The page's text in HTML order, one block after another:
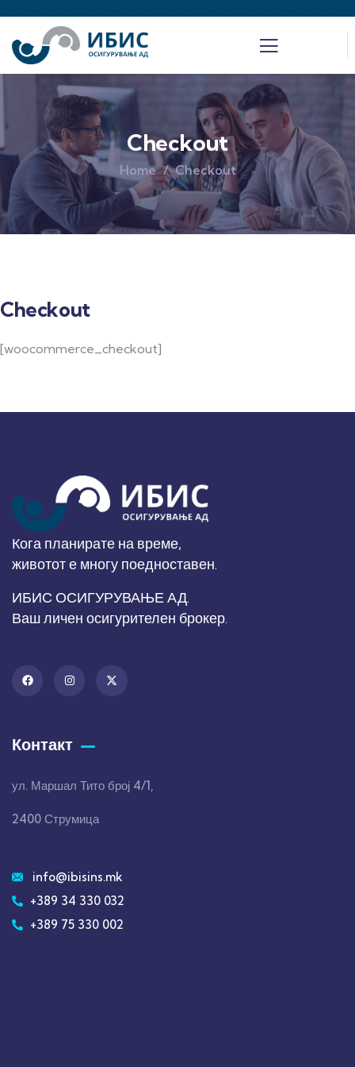
Checkout
Home Checkout
Checkout
[woocommerce_checkout]
Кога планирате на време,
животот е многу поедноставен.
ИБИС ОСИГУРУВАЊЕ АД.
Ваш личен осигурителен брокер.
Контакт
ул. Маршал Тито број 4/1,
2400 Струмица
info@ibisins.mk
+389 34 330 032
+389 75 330 002